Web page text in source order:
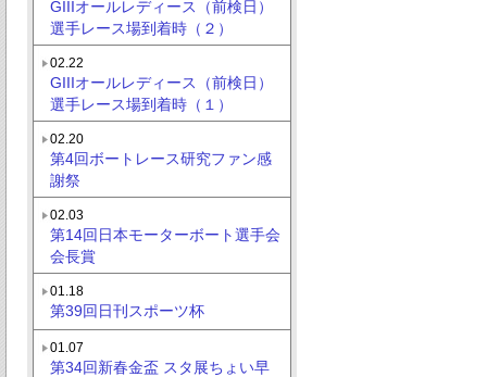
GIIIオールレディース（前検日）
選手レース場到着時（２）
02.22
GIIIオールレディース（前検日）
選手レース場到着時（１）
02.20
第4回ボートレース研究ファン感
謝祭
02.03
第14回日本モーターボート選手会
会長賞
01.18
第39回日刊スポーツ杯
01.07
第34回新春金盃 スタ展ちょい早